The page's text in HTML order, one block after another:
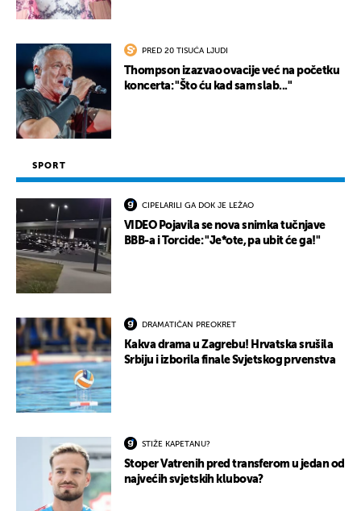
PRED 20 TISUĆA LJUDI
Thompson izazvao ovacije već na početku
koncerta: "Što ću kad sam slab..."
SPORT
CIPELARILI GA DOK JE LEŽAO
VIDEO Pojavila se nova snimka tučnjave
BBB-a i Torcide: "Je*ote, pa ubit će ga!"
DRAMATIČAN PREOKRET
Kakva drama u Zagrebu! Hrvatska srušila
Srbiju i izborila finale Svjetskog prvenstva
STIŽE KAPETANU?
Stoper Vatrenih pred transferom u jedan od
najvećih svjetskih klubova?